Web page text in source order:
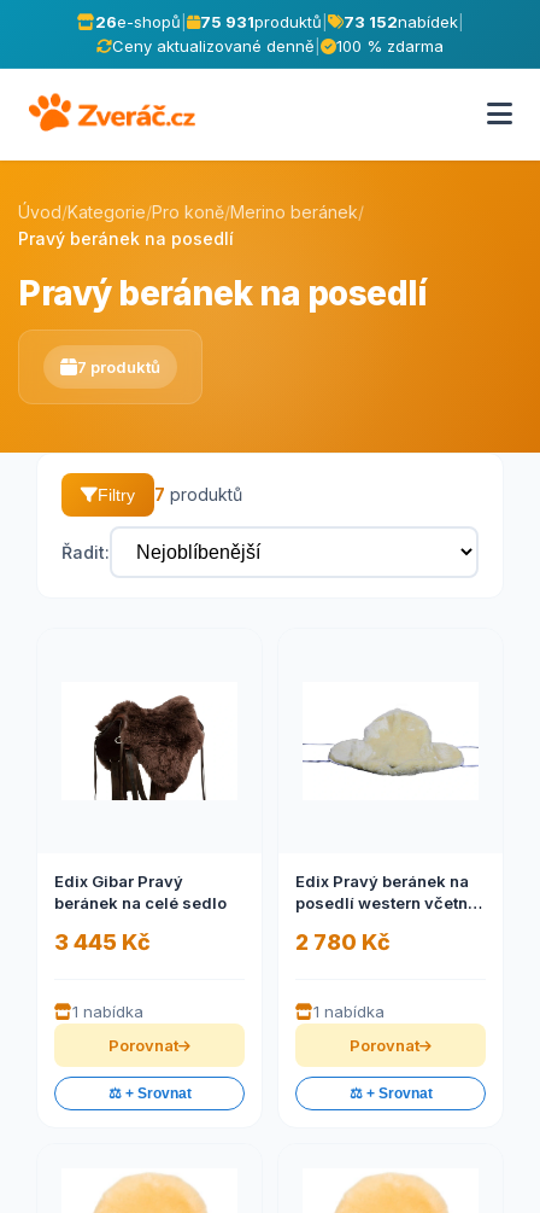
26e-shopů 75 931produktů 73 152nabídek|
Ceny aktualizované denně
100 % zdarma
Úvod/Kategorie/Pro koně/Merino beránek/
Pravý beránek na posedlí
Pravý beránek na posedlí
7 produktů
Filtry 7 produktů
Řadit:
Edix Gibar Pravý
beránek na celé sedlo
3 445 Kč
1 nabídka
Porovnat
⚖️ + Srovnat
Edix Pravý beránek na
posedlí western včetně
2 780 Kč
1 nabídka
Porovnat
⚖️ + Srovnat